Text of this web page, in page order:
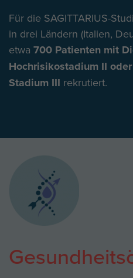
Für die SAGITTARIUS-
in drei Ländern (Italien,
etwa 700 Patienten mit
Hochrisikostadium II
Stadium III rekrutiert.